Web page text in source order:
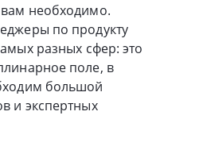
необходимо.
по продукту
разных сфер: это
поле, в
большой
и экспертных